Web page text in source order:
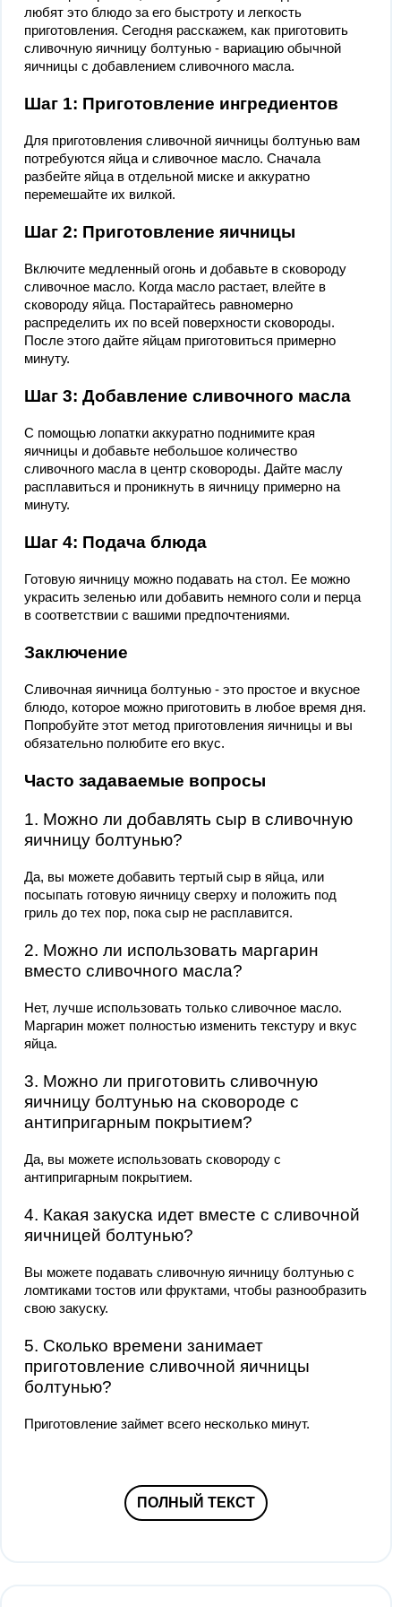
любят это блюдо за его быстроту и легкость
приготовления. Сегодня расскажем, как приготовить
сливочную яичницу болтунью - вариацию обычной
яичницы с добавлением сливочного масла.
Шаг 1: Приготовление ингредиентов
Для приготовления сливочной яичницы болтунью вам
потребуются яйца и сливочное масло. Сначала
разбейте яйца в отдельной миске и аккуратно
перемешайте их вилкой.
Шаг 2: Приготовление яичницы
Включите медленный огонь и добавьте в сковороду
сливочное масло. Когда масло растает, влейте в
сковороду яйца. Постарайтесь равномерно
распределить их по всей поверхности сковороды.
После этого дайте яйцам приготовиться примерно
минуту.
Шаг 3: Добавление сливочного масла
С помощью лопатки аккуратно поднимите края
яичницы и добавьте небольшое количество
сливочного масла в центр сковороды. Дайте маслу
расплавиться и проникнуть в яичницу примерно на
минуту.
Шаг 4: Подача блюда
Готовую яичницу можно подавать на стол. Ее можно
украсить зеленью или добавить немного соли и перца
в соответствии с вашими предпочтениями.
Заключение
Сливочная яичница болтунью - это простое и вкусное
блюдо, которое можно приготовить в любое время дня.
Попробуйте этот метод приготовления яичницы и вы
обязательно полюбите его вкус.
Часто задаваемые вопросы
1. Можно ли добавлять сыр в сливочную
яичницу болтунью?
Да, вы можете добавить тертый сыр в яйца, или
посыпать готовую яичницу сверху и положить под
гриль до тех пор, пока сыр не расплавится.
2. Можно ли использовать маргарин
вместо сливочного масла?
Нет, лучше использовать только сливочное масло.
Маргарин может полностью изменить текстуру и вкус
яйца.
3. Можно ли приготовить сливочную
яичницу болтунью на сковороде с
антипригарным покрытием?
Да, вы можете использовать сковороду с
антипригарным покрытием.
4. Какая закуска идет вместе с сливочной
яичницей болтунью?
Вы можете подавать сливочную яичницу болтунью с
ломтиками тостов или фруктами, чтобы разнообразить
свою закуску.
5. Сколько времени занимает
приготовление сливочной яичницы
болтунью?
Приготовление займет всего несколько минут.
ПОЛНЫЙ ТЕКСТ